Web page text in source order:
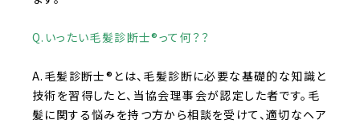
Q.いったい毛髪診断士®︎って何？？
A.毛髪診断士®︎ とは、毛髪診断に必要な基礎的な知識と
技術を習得したと、当協会理事会が認定した者です。毛
髪に関する悩みを持つ方から相談を受けて、適切なヘア